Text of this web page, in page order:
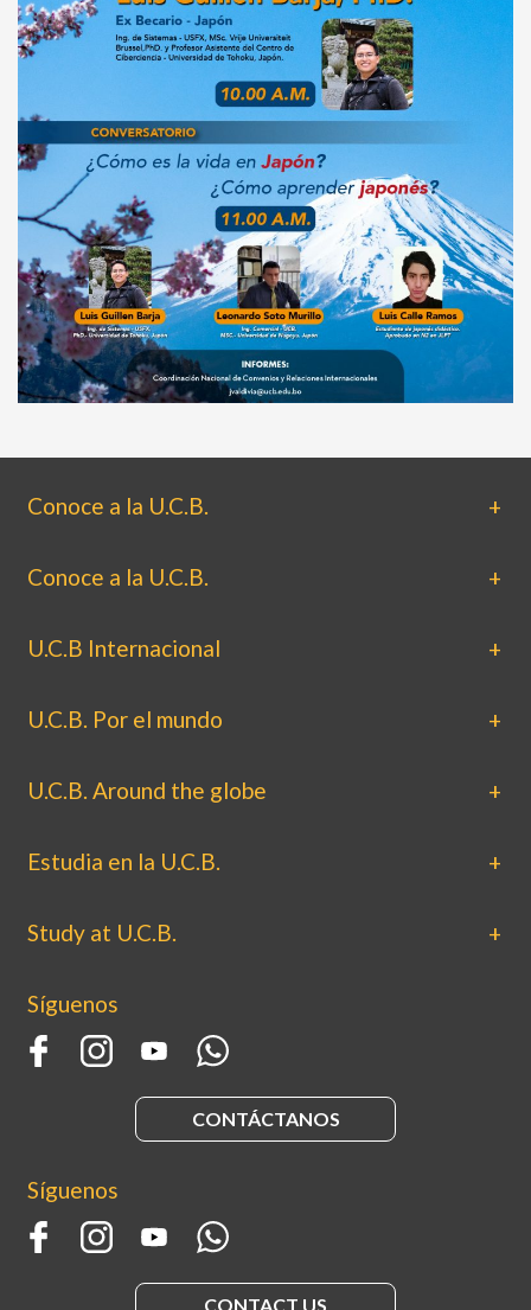
Conoce a la U.C.B.
Conoce a la U.C.B.
U.C.B Internacional
U.C.B. Por el mundo
U.C.B. Around the globe
Estudia en la U.C.B.
Study at U.C.B.
Síguenos
CONTÁCTANOS
Síguenos
CONTACT US